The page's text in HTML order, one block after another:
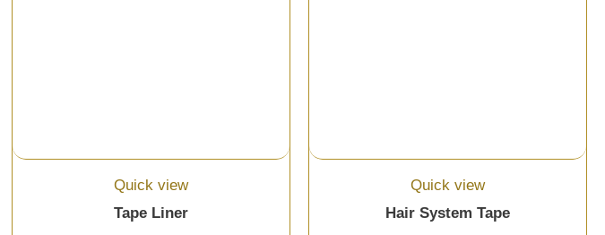
Quick view
Hair System Tape
Quick view
Tape Liner